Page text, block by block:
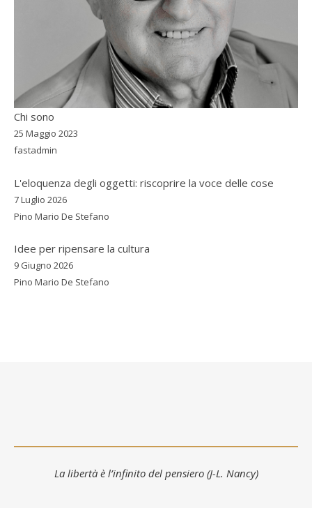
Chi sono
25 Maggio 2023
fastadmin
L'eloquenza degli oggetti: riscoprire la voce delle cose
7 Luglio 2026
Pino Mario De Stefano
Idee per ripensare la cultura
9 Giugno 2026
Pino Mario De Stefano
La libertà è l’infinito del pensiero (J-L. Nancy)